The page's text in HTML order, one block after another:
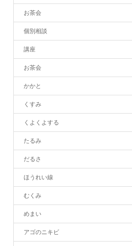
お茶会
個別相談
講座
お茶会
かかと
くすみ
くよくよする
たるみ
だるさ
ほうれい線
むくみ
めまい
アゴのニキビ